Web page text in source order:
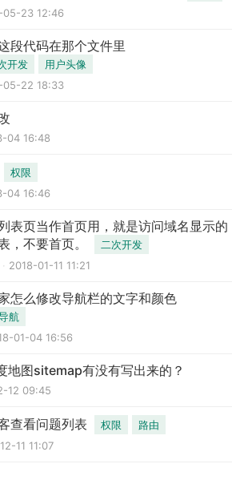
05-23 12:46
段代码在那个文件里
开发
用户头像
05-22 18:33
04 16:48
权限
04 16:46
表页当作首页用，就是访问域名显示的
，不要首页。
二次开发
2018-01-11 11:21
怎么修改导航栏的文字和颜色
航
01-04 16:56
地图sitemap有没有写出来的？
12 09:45
查看问题列表 权限
路由
11 11:07